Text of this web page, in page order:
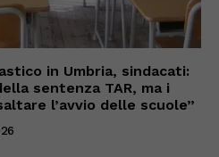
in Umbria, sindacati:
sentenza TAR, ma i
l’avvio delle scuole”